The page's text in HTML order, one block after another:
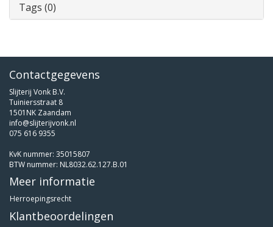
Tags (0)
Contactgegevens
Slijterij Vonk B.V.
Tuiniersstraat 8
1501NK Zaandam
info@slijterijvonk.nl
075 616 9355
KvK nummer: 35015807
BTW nummer: NL8032.62.127.B.01
Meer informatie
Herroepingsrecht
Klantbeoordelingen